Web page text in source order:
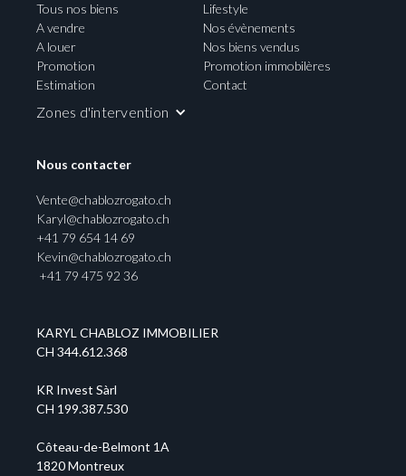
Tous nos biens
A vendre
A louer
Promotion
Estimation
Zones d'intervention
Lifestyle
Nos évènements
Nos biens vendus
Promotion immobilères
Contact
Nous contacter
Vente@chablozrogato.ch
Karyl@chablozrogato.ch
+41 79 654 14 69
Kevin@chablozrogato.ch
+41 79 475 92 36
KARYL CHABLOZ IMMOBILIER
CH 344.612.368
KR Invest Sàrl
CH 199.387.530
Côteau-de-Belmont 1A
1820 Montreux